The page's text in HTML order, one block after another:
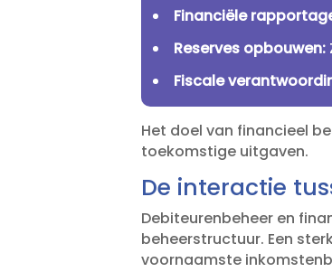
Financiële
Reserves opbouwen:
Fiscale
Het doel van financieel
toekomstige uitgaven.​
De interactie
Debiteurenbeheer en
beheerstructuur.​ Een
voornaamste